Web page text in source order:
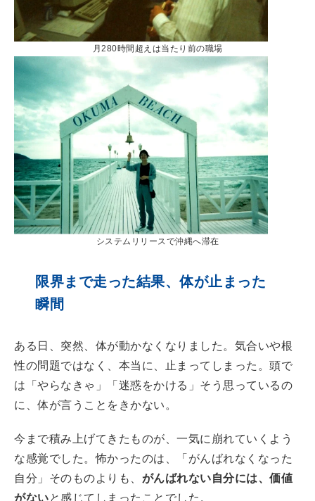
月280時間超えは当たり前の職場
システムリリースで沖縄へ滞在
限界まで走った結果、体が止まった
瞬間
ある日、突然、体が動かなくなりました。気合いや根
性の問題ではなく、本当に、止まってしまった。頭で
は「やらなきゃ」「迷惑をかける」そう思っているの
に、体が言うことをきかない。
今まで積み上げてきたものが、一気に崩れていくよう
な感覚でした。怖かったのは、「がんばれなくなった
自分」そのものよりも、 がんばれない自分には、価値
がないと感じてしまったことでした。